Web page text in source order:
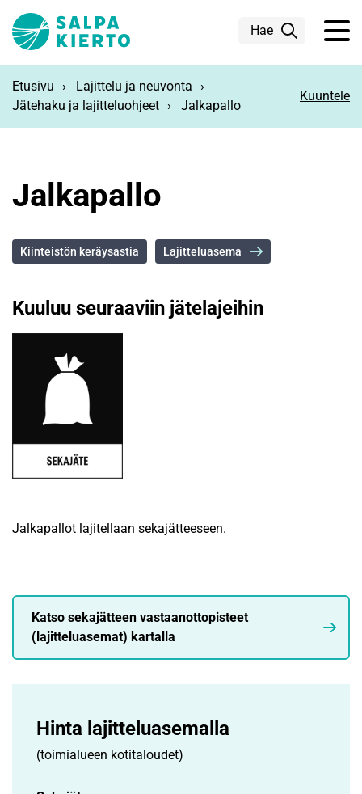
Hae
Etusivu
Lajittelu ja neuvonta
Jätehaku ja lajitteluohjeet
Jalkapallo
Kuuntele
Jalkapallo
Kiinteistön keräysastia Lajitteluasema
Kuuluu seuraaviin jätelajeihin
Jalkapallot lajitellaan sekajätteeseen.
Katso sekajätteen vastaanottopisteet
(lajitteluasemat) kartalla
Hinta lajittelu­asemalla
(toimialueen kotitaloudet)